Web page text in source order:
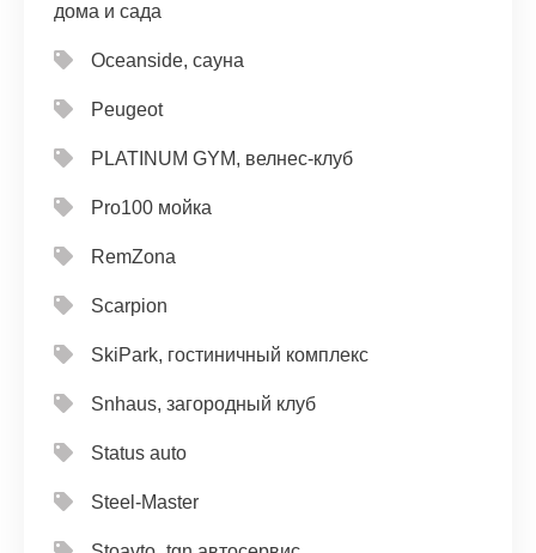
дома и сада
Oceanside, сауна
Peugeot
PLATINUM GYM, велнес-клуб
Pro100 мойка
RemZona
Scarpion
SkiPark, гостиничный комплекс
Snhaus, загородный клуб
Status auto
Steel-Master